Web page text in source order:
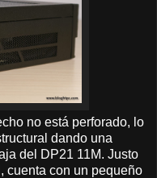
no está perforado, lo
dando una
del DP21 11M. Justo
cuenta con un pequeño